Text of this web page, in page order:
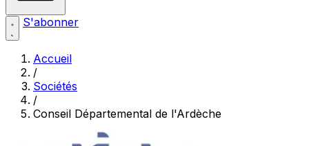
S'abonner
Accueil
/
Sociétés
/
Conseil Départemental de l'Ardèche